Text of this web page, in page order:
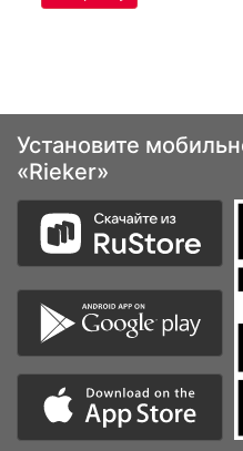
Установите
«Rieker»